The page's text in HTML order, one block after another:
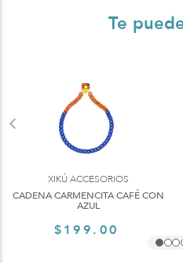
Te
XIKÚ ACCESORIOS
CADENA CARMENCITA CAFÉ CON
AZUL
$199.00